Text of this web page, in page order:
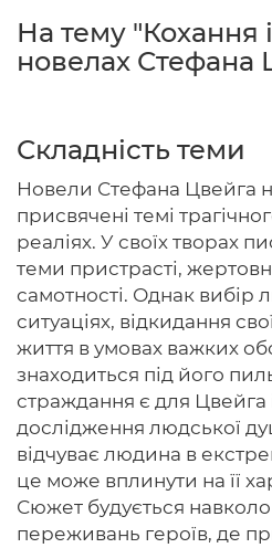
На тему "Кохання
новелах Стефана
Складність теми
Новели Стефана Цвейга
присвячені темі
реаліях. У своїх творах
теми пристрасті,
самотності. Однак вибір
ситуаціях, відкидання
життя в умовах важких
знаходиться під його
страждання є для Цвейга
дослідження людської
відчуває людина в
це може вплинути на її
Сюжет будується
переживань героїв, де
Головна
Авторам
Умови
Вхiд